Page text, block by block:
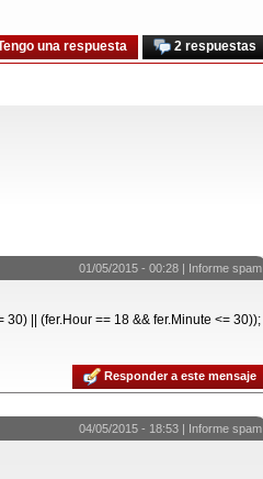
2 respuestas
una respuesta
01/05/2015 - 00:28 | Informe spam
|| (fer.Hour == 18 && fer.Minute <= 30));
Responder a este mensaje
04/05/2015 - 18:53 | Informe spam